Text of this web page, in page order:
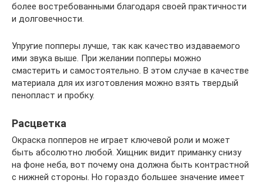
более востребованными благодаря своей практичности
и долговечности.
Упругие попперы лучше, так как качество издаваемого
ими звука выше. При желании попперы можно
смастерить и самостоятельно. В этом случае в качестве
материала для их изготовления можно взять твердый
пенопласт и пробку.
Расцветка
Окраска попперов не играет ключевой роли и может
быть абсолютно любой. Хищник видит приманку снизу
на фоне неба, вот почему она должна быть контрастной
с нижней стороны. Но гораздо большее значение имеет